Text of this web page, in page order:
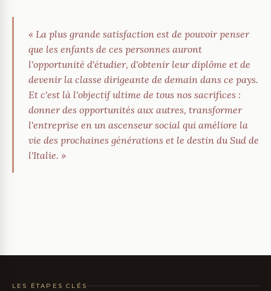
« La plus grande satisfaction est de pouvoir penser
que les enfants de ces personnes auront
l'opportunité d'étudier, d'obtenir leur diplôme et de
devenir la classe dirigeante de demain dans ce pays.
Et c'est là l'objectif ultime de tous nos sacrifices :
donner des opportunités aux autres, transformer
l'entreprise en un ascenseur social qui améliore la
vie des prochaines générations et le destin du Sud de
l'Italie. »
LES ÉTAPES CLÉS